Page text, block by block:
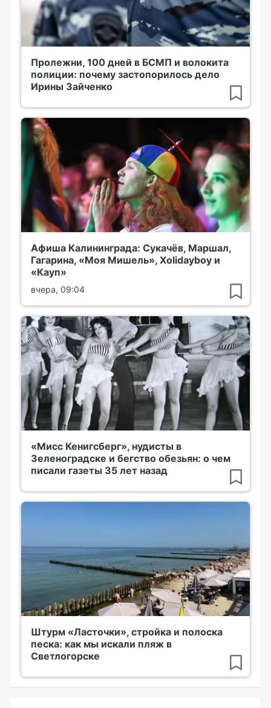
Пролежни, 100 дней в БСМП и волокита
полиции: почему застопорилось дело
Ирины Зайченко
Афиша Калининграда: Сукачёв, Маршал,
Гагарина, «Моя Мишель», Xolidayboy и
«Кауп»
вчера, 09:04
«Мисс Кенигсберг», нудисты в
Зеленоградске и бегство обезьян: о чем
писали газеты 35 лет назад
Штурм «Ласточки», стройка и полоска
песка: как мы искали пляж в
Светлогорске